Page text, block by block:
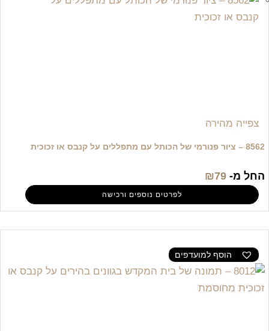
צפייה מהירה
8562 – ציור פנורמי של הכותל עם מתפללים על קנבס או זכוכית
החל מ- ₪79
לפרטים נוספים ורכישה
הוסף למועדפים